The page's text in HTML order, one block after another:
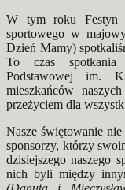
W tym roku Festyn
sportowego w
Dzień Mamy)
To czas spotkania
Podstawowej im.
mieszkańców
przeżyciem dla
Nasze świętowanie
sponsorzy, którzy
dzisiejszego naszego
nich byli między